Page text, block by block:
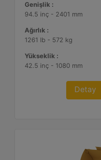
Genişlik :
94.5 inç - 2401 mm
Ağırlık :
1261 lb - 572 kg
Yükseklik :
42.5 inç - 1080 mm
Detay